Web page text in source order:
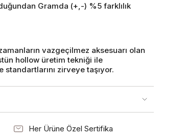
Gramda (+,-) %5 farklılık
vazgeçilmez aksesuarı olan
hollow üretim tekniği ile
zirveye taşıyor.
Her Ürüne Özel Sertifika